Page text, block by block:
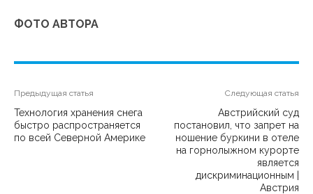
ФОТО АВТОРА
Предыдущая статья
Технология хранения снега
быстро распространяется
по всей Северной Америке
Следующая статья
Австрийский суд
постановил, что запрет на
ношение буркини в отеле
на горнолыжном курорте
является
дискриминационным |
Австрия